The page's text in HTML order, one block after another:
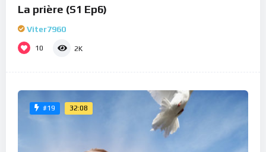
La prière (S1 Ep6)
Viter7960
10 2K
#19 32:08